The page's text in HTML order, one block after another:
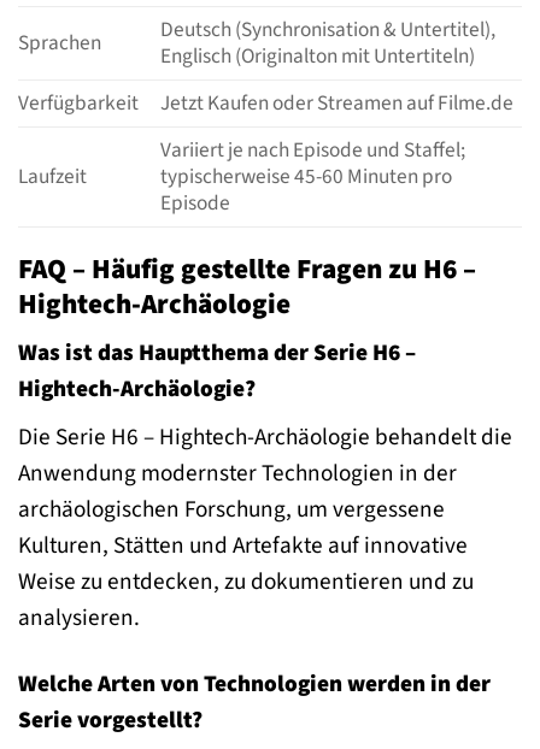
Sprachen
Deutsch (Synchronisation & Untertitel),
Englisch (Originalton mit Untertiteln)
Verfügbarkeit
Jetzt Kaufen oder Streamen auf Filme.de
Laufzeit
Variiert je nach Episode und Staffel;
typischerweise 45-60 Minuten pro
Episode
FAQ – Häufig gestellte Fragen zu H6 –
Hightech-Archäologie
Was ist das Hauptthema der Serie H6 –
Hightech-Archäologie?
Die Serie H6 – Hightech-Archäologie behandelt die
Anwendung modernster Technologien in der
archäologischen Forschung, um vergessene
Kulturen, Stätten und Artefakte auf innovative
Weise zu entdecken, zu dokumentieren und zu
analysieren.
Welche Arten von Technologien werden in der
Serie vorgestellt?